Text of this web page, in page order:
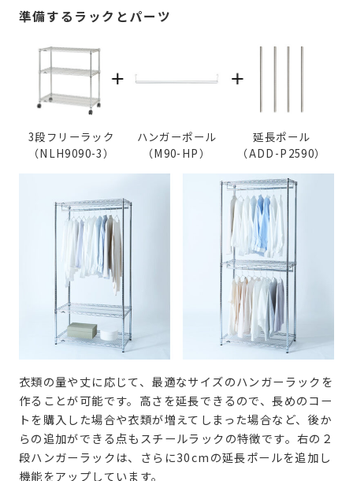
準備するラックとパーツ
3段フリーラック
（NLH9090-3）
ハンガーポール
（M90-HP）
延長ポール
（ADD-P2590）
衣類の量や丈に応じて、最適なサイズのハンガーラックを
作ることが可能です。高さを延長できるので、長めのコー
トを購入した場合や衣類が増えてしまった場合など、後か
らの追加ができる点もスチールラックの特徴です。右の２
段ハンガーラックは、さらに30cmの延長ポールを追加し
機能をアップしています。